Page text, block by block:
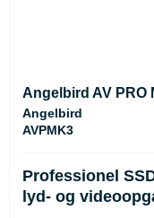
Angelbird AV PRO
Angelbird
AVPMK3
Professionel
lyd- og